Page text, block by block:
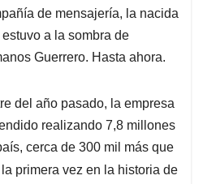
de mensajería, la nacida
a la sombra de
Guerrero. Hasta ahora.
del año pasado, la empresa
realizando 7,8 millones
cerca de 300 mil más que
primera vez en la historia de